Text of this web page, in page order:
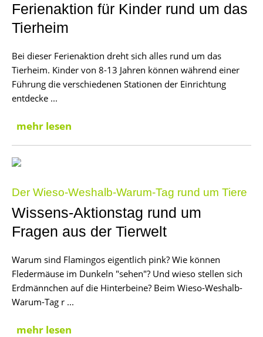
Ferienaktion für Kinder rund um das
Tierheim
Bei dieser Ferienaktion dreht sich alles rund um das
Tierheim. Kinder von 8-13 Jahren können während einer
Führung die verschiedenen Stationen der Einrichtung
entdecke ...
mehr lesen
Der Wieso-Weshalb-Warum-Tag rund um Tiere
Wissens-Aktionstag rund um
Fragen aus der Tierwelt
Warum sind Flamingos eigentlich pink? Wie können
Fledermäuse im Dunkeln "sehen"? Und wieso stellen sich
Erdmännchen auf die Hinterbeine? Beim Wieso-Weshalb-
Warum-Tag r ...
mehr lesen